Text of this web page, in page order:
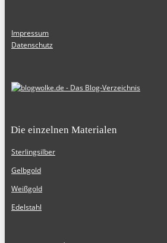
Impressum
Datenschutz
Die einzelnen Materialen
Sterlingsilber
Gelbgold
Weißgold
Edelstahl